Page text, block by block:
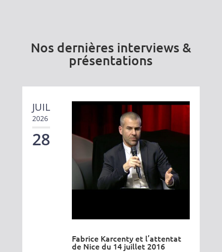
Nos dernières interviews &
présentations
JUIL
2026
28
Fabrice Karcenty et l’attentat
de Nice du 14 juillet 2016